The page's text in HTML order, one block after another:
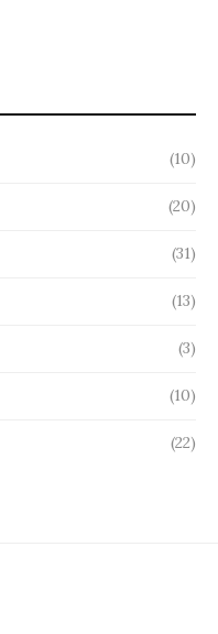
(10)
(20)
(31)
(13)
(3)
(10)
(22)